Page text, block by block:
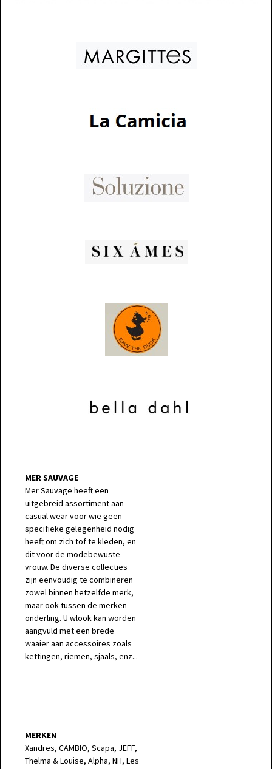
MER SAUVAGE
Mer Sauvage heeft een
uitgebreid assortiment aan
casual wear voor wie geen
specifieke gelegenheid nodig
heeft om zich tof te kleden, en
dit voor de modebewuste
vrouw. De diverse collecties
zijn eenvoudig te combineren
zowel binnen hetzelfde merk,
maar ook tussen de merken
onderling. U wlook kan worden
aangvuld met een brede
waaier aan accessoires zoals
kettingen, riemen, sjaals, enz...
MERKEN
Xandres, CAMBIO, Scapa, JEFF,
Thelma & Louise, Alpha, NH, Les